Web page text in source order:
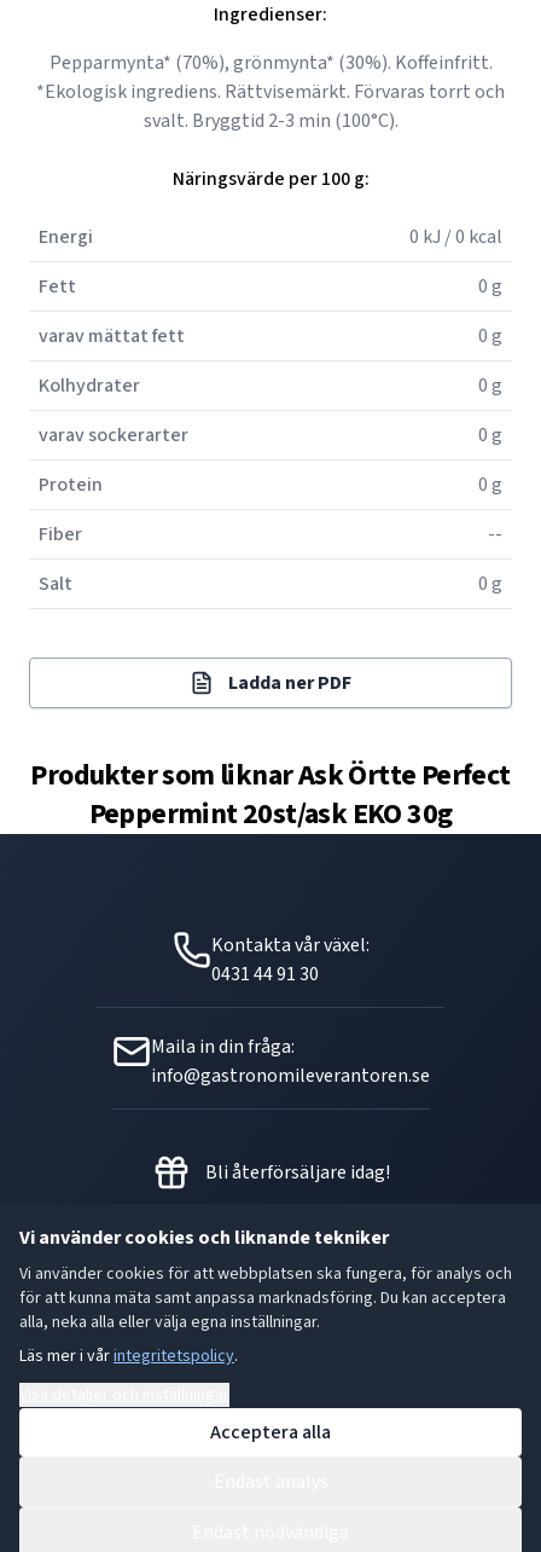
Vi använder cookies och liknande tekniker
Vi använder cookies för att webbplatsen ska fungera, för analys och
för att kunna mäta samt anpassa marknadsföring. Du kan acceptera
alla, neka alla eller välja egna inställningar.
Läs mer i vårintegritetspolicy.
Acceptera alla
Ingredienser:
Pepparmynta* (70%), grönmynta* (30%). Koffeinfritt.
*Ekologisk ingrediens. Rättvisemärkt. Förvaras torrt och
svalt. Bryggtid 2-3 min (100°C).
Näringsvärde per 100 g:
Energi
0 kJ / 0 kcal
Fett
0 g
varav mättat fett
0 g
Kolhydrater
0 g
varav sockerarter
0 g
Protein
0 g
Fiber
--
Salt
0 g
Ladda ner PDF
Produkter som liknarAsk Örtte Perfect
Peppermint 20st/ask EKO 30g
Kontakta vår växel:
0431 44 91 30
Maila in din fråga:
info@gastronomileverantoren.se
Bli återförsäljare idag!
Metallgatan 21 B, 262 72
Ängelholm Orgnr: 556493-5780